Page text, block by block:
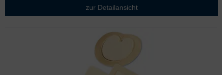
zur Detailansicht